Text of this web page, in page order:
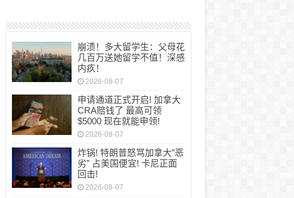
崩溃！多大留学生：父母花
几百万送她留学不值！深感
内疚！
2026-08-07
申请通道正式开启! 加拿大
CRA赔钱了 最高可领
$5000 现在就能申领!
2026-08-07
炸锅! 特朗普怒骂加拿大”恶
劣” 占美国便宜! 卡尼正面
回击!
2026-08-07